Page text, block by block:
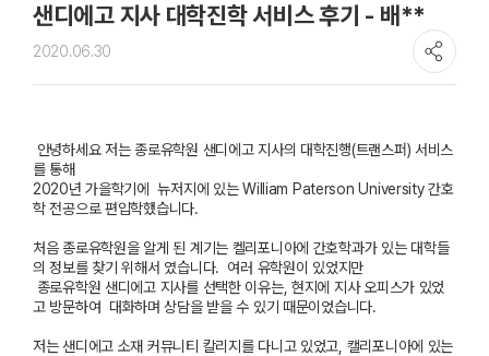
샌디에고 지사 대학진학 서비스 후기 - 배**
2020.06.30
안녕하세요 저는 종로유학원 샌디에고 지사의 대학진행(트랜스퍼) 서비스
를 통해
2020년 가을학기에 뉴저지에 있는 William PatersonUniversity 간호
학 전공으로 편입학했습니다.
처음 종로유학원을 알게 된 계기는 켈리포니아에 간호학과가 있는 대학들
의 정보를 찾기 위해서 였습니다. 여러 유학원이 있었지만
종로유학원 샌디에고 지사를 선택한 이유는,현지에 지사 오피스가 있었
고 방문하여 대화하며 상담을 받을 수 있기 때문이었습니다.
저는 샌디에고 소재 커뮤니티 칼리지를 다니고 있었고 캘리포니아에 있는